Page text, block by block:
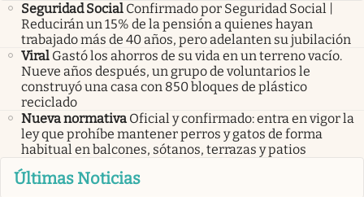
Seguridad Social Confirmado por Seguridad Social |
Reducirán un 15% de la pensión a quienes hayan
trabajado más de 40 años, pero adelanten su jubilación
Viral Gastó los ahorros de su vida en un terreno vacío.
Nueve años después, un grupo de voluntarios le
construyó una casa con 850 bloques de plástico
reciclado
Nueva normativa Oficial y confirmado: entra en vigor la
ley que prohíbe mantener perros y gatos de forma
habitual en balcones, sótanos, terrazas y patios
Últimas Noticias